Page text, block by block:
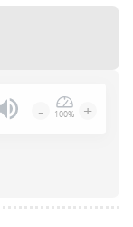
- 100% +